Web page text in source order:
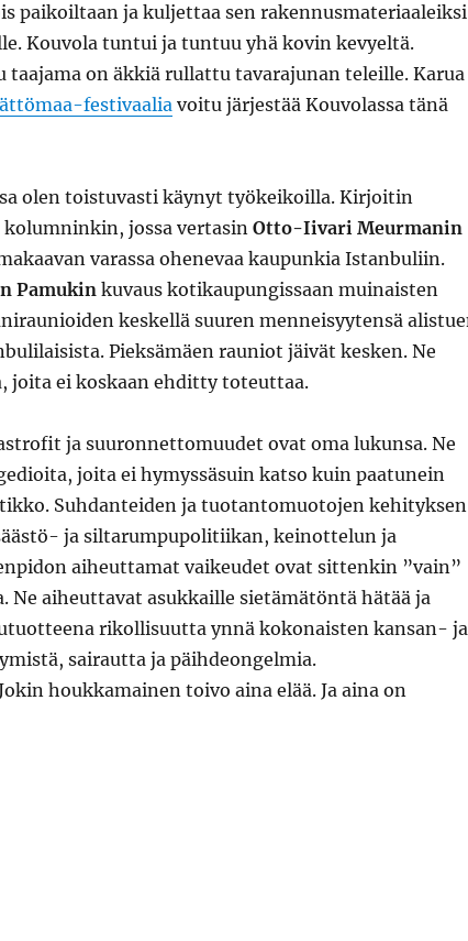
paikoiltaan ja kuljettaa sen rakennusmateriaaleiksi
Kouvola tuntui ja tuntuu yhä kovin kevyeltä.
taajama on äkkiä rullattu tavarajunan teleille. Karua
festivaaliavoitu järjestää Kouvolassa tänä
olen toistuvasti käynyt työkeikoilla. Kirjoitin
kolumninkin, jossa vertasin Otto-Iivari Meurmanin
varassa ohenevaa kaupunkia Istanbuliin.
Pamukinkuvaus kotikaupungissaan muinaisten
keskellä suuren menneisyytensä
Pieksämäen rauniot jäivät kesken. Ne
joita ei koskaan ehditty toteuttaa.
ja suuronnettomuudet ovat oma lukunsa. Ne
joita ei hymyssäsuin katso kuin paatunein
Suhdanteiden ja tuotantomuotojen
ja siltarumpupolitiikan, keinottelun ja
aiheuttamat vaikeudet ovat sittenkin ”vain”
Ne aiheuttavat asukkaille sietämätöntä hätää ja
rikollisuutta ynnä kokonaisten kansan- ja
sairautta ja päihdeongelmia.
houkkamainen toivo aina elää. Ja aina on